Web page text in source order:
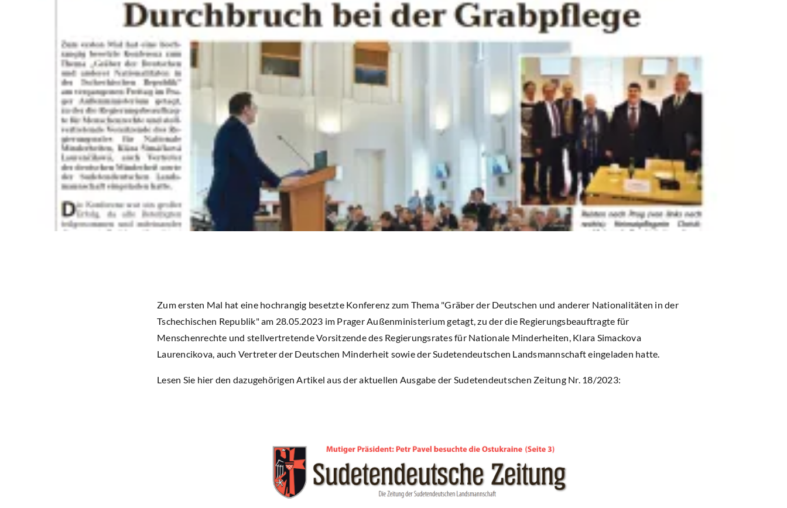
Zum ersten Mal hat eine hochrangig besetzte Konferenz zum Thema "Gräber der Deutschen und anderer Nationalitäten in der
Tschechischen Republik" am 28.05.2023 im Prager Außenministerium getagt, zu der die Regierungsbeauftragte für
Menschenrechte und stellvertretende Vorsitzende des Regierungsrates für Nationale Minderheiten, Klara Simackova
Laurencikova, auch Vertreter der Deutschen Minderheit sowie der Sudetendeutschen Landsmannschaft eingeladen hatte.
Lesen Sie hier den dazugehörigen Artikel aus der aktuellen Ausgabe der Sudetendeutschen Zeitung Nr. 18/2023: